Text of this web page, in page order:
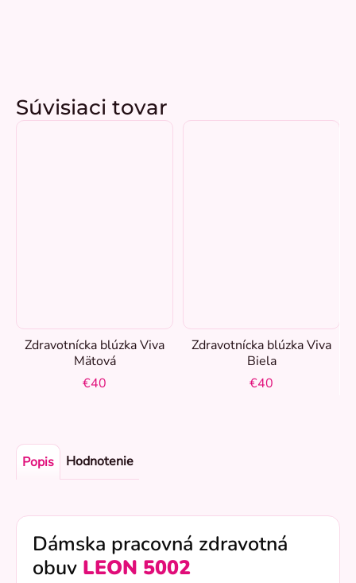
Súvisiaci tovar
Zdravotnícka blúzka Viva
Mätová
€40
Zdravotnícka blúzka Viva
Biela
€40
Popis Hodnotenie
Dámska pracovná zdravotná
obuv LEON 5002